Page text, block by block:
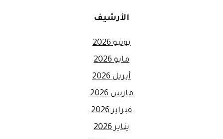
الأرشيف
يونيو 2026
مايو 2026
أبريل 2026
مارس 2026
فبراير 2026
يناير 2026